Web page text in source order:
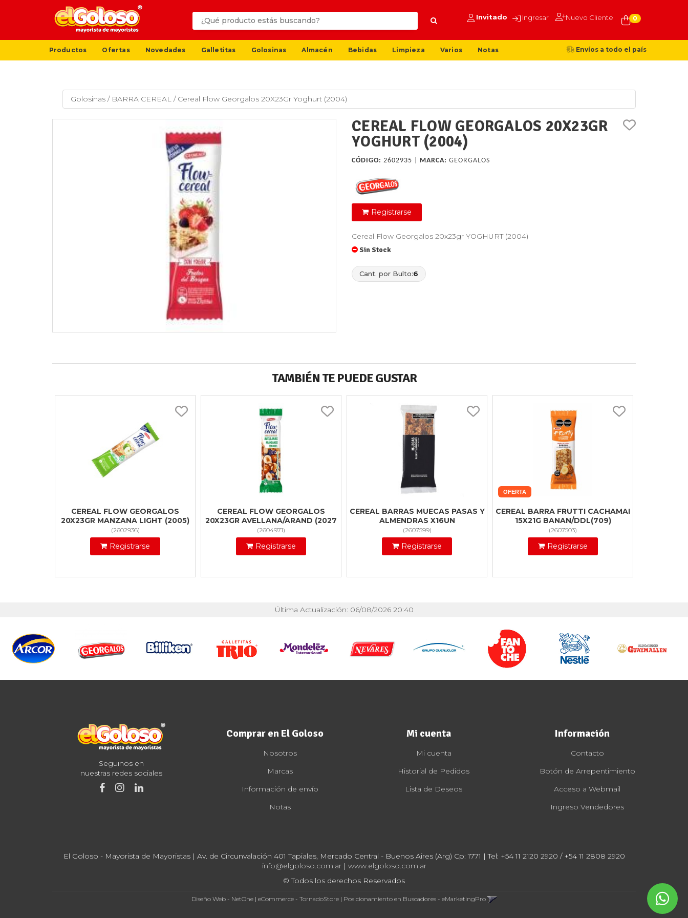
Invitado Ingresar Nuevo Cliente 0
Productos Ofertas Novedades Galletitas Golosinas Almacén Bebidas Limpieza Varios Notas Envíos a todo el país
Golosinas / BARRA CEREAL / Cereal Flow Georgalos 20X23Gr Yoghurt (2004)
CEREAL FLOW GEORGALOS 20X23GR
YOGHURT (2004)
CÓDIGO: 2602935 | MARCA: GEORGALOS
Registrarse
Cereal Flow Georgalos 20x23gr YOGHURT (2004)
Sin Stock
Cant. por Bulto:6
TAMBIÉN TE PUEDE GUSTAR
CEREAL FLOW GEORGALOS
20X23GR MANZANA LIGHT (2005)
(2602936)
Registrarse
CEREAL FLOW GEORGALOS
20X23GR AVELLANA/ARAND (2027
(2604971)
Registrarse
CEREAL BARRAS MUECAS PASAS Y
ALMENDRAS X16UN
(2607599)
Registrarse
OFERTA
CEREAL BARRA FRUTTI CACHAMAI
15X21G BANAN/DDL(709)
(2607503)
Registrarse
Última Actualización: 06/08/2026 20:40
Seguinos en
nuestras redes sociales
Comprar en El Goloso
Nosotros
Marcas
Información de envío
Notas
Mi cuenta
Mi cuenta
Historial de Pedidos
Lista de Deseos
Información
Contacto
Botón de Arrepentimiento
Acceso a Webmail
Ingreso Vendedores
El Goloso - Mayorista de Mayoristas | Av. de Circunvalación 401 Tapiales, Mercado Central - Buenos Aires (Arg) Cp: 1771 | Tel: +54 11 2120 2920 / +54 11 2808 2920
info@elgoloso.com.ar| www.elgoloso.com.ar
© Todos los derechos Reservados
Diseño Web - NetOne| eCommerce - TornadoStore| Posicionamiento en Buscadores - eMarketingPro